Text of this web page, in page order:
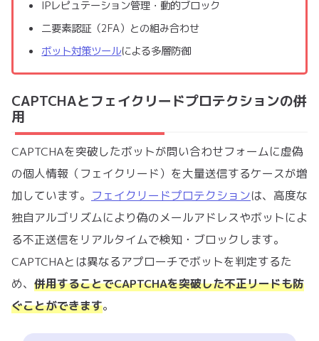
IPレピュテーション管理・動的ブロック
二要素認証（2FA）との組み合わせ
ボット対策ツールによる多層防御
CAPTCHAとフェイクリードプロテクションの併
用
CAPTCHAを突破したボットが問い合わせフォームに虚偽
の個人情報（フェイクリード）を大量送信するケースが増
加しています。 フェイクリードプロテクションは、高度な
独自アルゴリズムにより偽のメールアドレスやボットによ
る不正送信をリアルタイムで検知・ブロックします。
CAPTCHAとは異なるアプローチでボットを判定するた
め、 併用することでCAPTCHAを突破した不正リードも防
ぐことができます。